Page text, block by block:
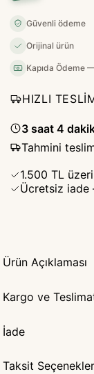
Güvenli ödeme
Orijinal ürün
Kapıda Ödeme
HIZLI
3 saat 4
Tahmini
1.500 TL
Ücretsiz
Ürün Açıklaması
Kargo ve
İade
Taksit